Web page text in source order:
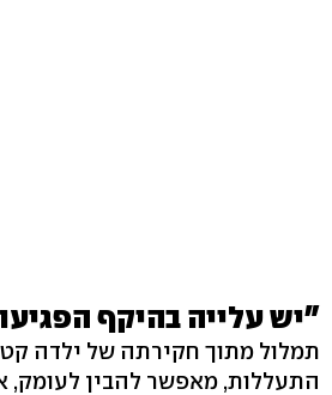
"יש עלייה בהיקף
תמלול מתוך חקירתה של ילדה
התעללות, מאפשר להבין לעומק,